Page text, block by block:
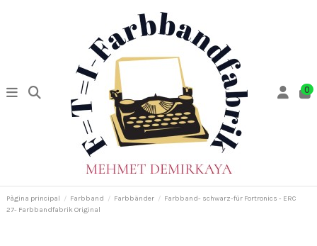
0
Pàgina principal Farbband Farbbänder
Farbband- schwarz-für Fortronics - ERC
27- Farbbandfabrik Original